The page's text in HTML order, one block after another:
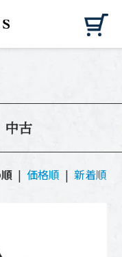
古
| 価格順 | 新着順